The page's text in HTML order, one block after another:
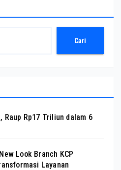
Cari
Raup Rp17 Triliun dalam 6
Look Branch KCP
Layanan